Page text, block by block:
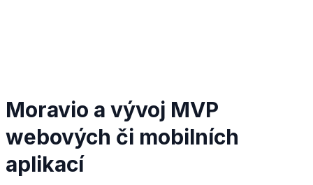
Moravio a vývoj MVP
webových či mobilních
aplikací